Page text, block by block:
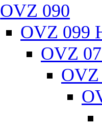
OVZ 090
OVZ 099
OVZ
OVZ